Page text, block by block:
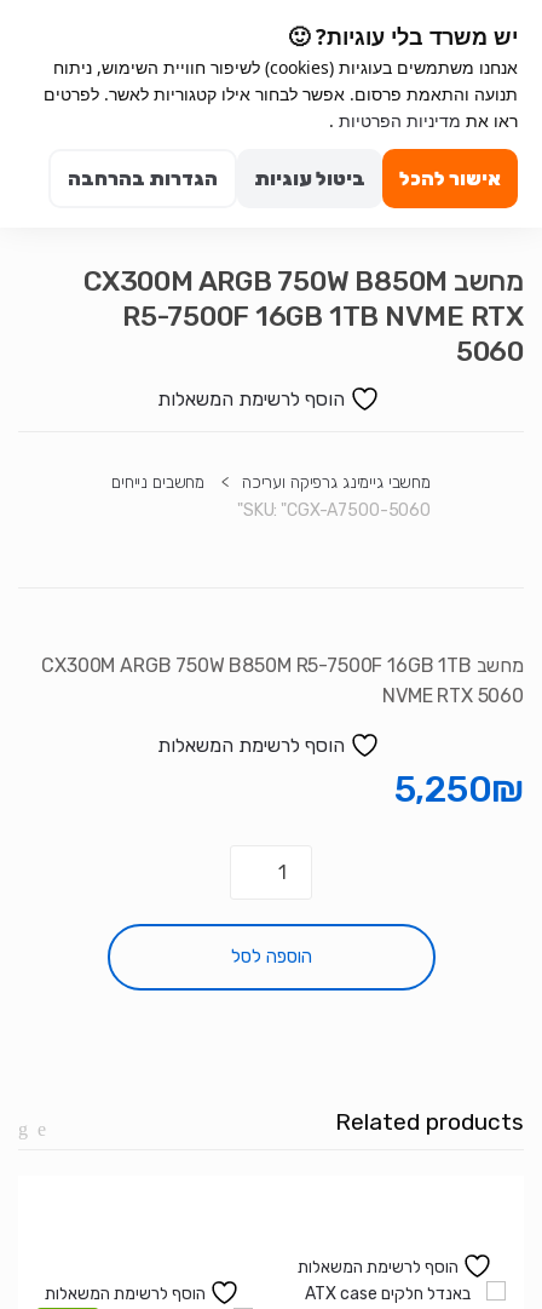
יש משרד בלי עוגיות? 🙂
אנחנו משתמשים בעוגיות (cookies) לשיפור חוויית השימוש, ניתוח
תנועה והתאמת פרסום. אפשר לבחור אילו קטגוריות לאשר. לפרטים
ראו את מדיניות הפרטיות .
אישור להכל ביטול עוגיות הגדרות בהרחבה
navigation
content
מחשב CX300M ARGB 750W B850M
R5-7500F 16GB 1TB NVME RTX
5060
הוסף לרשימת המשאלות
מחשבי גיימינג גרפיקה ועריכה >
מחשבים נייחים
SKU: "CGX-A7500-5060"
מחשב CX300M ARGB 750W B850M R5-7500F 16GB 1TB
NVME RTX 5060
הוסף לרשימת המשאלות
5,250₪
כמות
מחשב
CX300M
הוספה לסל
Related products
הוסף לרשימת המשאלות
הוסף לרשימת המשאלות